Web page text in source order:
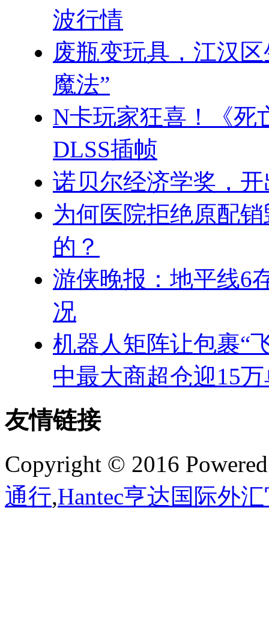
波行情
废瓶变玩具，江汉
魔法”
N卡玩家狂喜！《死
DLSS插帧
诺贝尔经济学奖，
为何医院拒绝原配
的？
游侠晚报：地平线6
况
机器人矩阵让包裹“
中最大商超仓迎15
友情链接
Copyright © 2016
通行,Hantec亨达国际外